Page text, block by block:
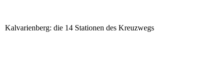
Kalvarienberg: die 14 Stationen des Kreuzwegs